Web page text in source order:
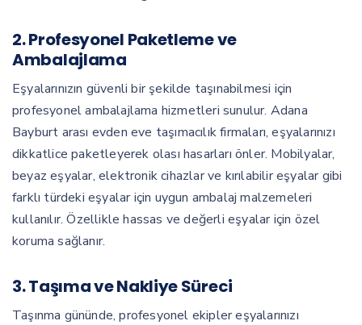
2.Profesyonel Paketleme ve
Ambalajlama
Eşyalarınızın güvenli bir şekilde taşınabilmesi için
profesyonel ambalajlama hizmetleri sunulur. Adana
Bayburt arası evden eve taşımacılık firmaları, eşyalarınızı
dikkatlice paketleyerek olası hasarları önler. Mobilyalar,
beyaz eşyalar, elektronik cihazlar ve kırılabilir eşyalar gibi
farklı türdeki eşyalar için uygun ambalaj malzemeleri
kullanılır. Özellikle hassas ve değerli eşyalar için özel
koruma sağlanır.
3.Taşıma ve Nakliye Süreci
Taşınma gününde, profesyonel ekipler eşyalarınızı